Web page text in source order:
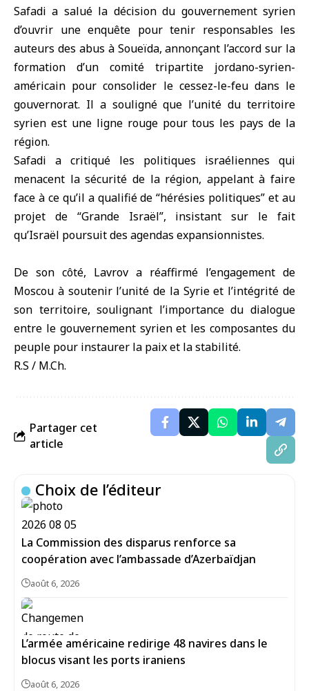
Safadi a salué la décision du gouvernement syrien
d’ouvrir une enquête pour tenir responsables les
auteurs des abus à Soueïda, annonçant l’accord sur la
formation d’un comité tripartite jordano-syrien-
américain pour consolider le cessez-le-feu dans le
gouvernorat. Il a souligné que l’unité du territoire
syrien est une ligne rouge pour tous les pays de la
région.
Safadi a critiqué les politiques israéliennes qui
menacent la sécurité de la région, appelant à faire
face à ce qu’il a qualifié de “hérésies politiques” et au
projet de “Grande Israël”, insistant sur le fait
qu’Israël poursuit des agendas expansionnistes.
De son côté, Lavrov a réaffirmé l’engagement de
Moscou à soutenir l’unité de la Syrie et l’intégrité de
son territoire, soulignant l’importance du dialogue
entre le gouvernement syrien et les composantes du
peuple pour instaurer la paix et la stabilité.
R.S / M.Ch.
Partager cet
article
Choix de l’éditeur
La Commission des disparus renforce sa
coopération avec l’ambassade d’Azerbaïdjan
août 6, 2026
L’armée américaine redirige 48 navires dans le
blocus visant les ports iraniens
août 6, 2026